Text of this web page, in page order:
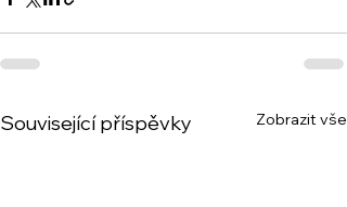
Související příspěvky Zobrazit vše